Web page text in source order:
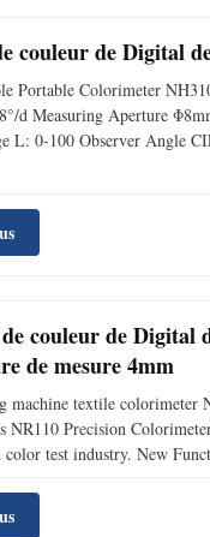
couleur de Digital
Portable Colorimeter
d Measuring Aperture
L: 0-100 Observer
ΔE*ab, ΔE*Ch,
couleur de Digital
de mesure 4mm
textile colorimeter
NR110 Precision
test industry. New